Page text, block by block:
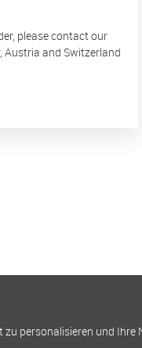
please contact our
Austria and Switzerland
personalisieren und